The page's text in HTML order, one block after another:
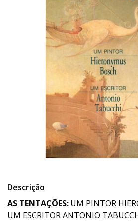
Descrição
AS TENTAÇÕES: UM PINTOR
UM ESCRITOR ANTONIO